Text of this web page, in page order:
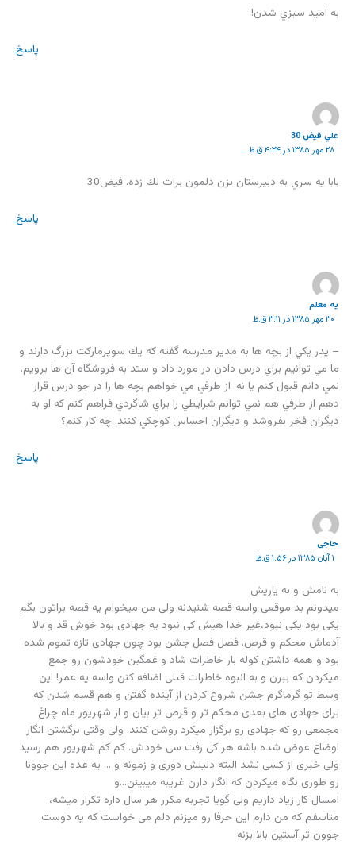
به اميد سبزي شدن!
پاسخ
علي فيض 30
۲۸ مهر ۱۳۸۵ در ۴:۲۴ ق.ظ
بابا يه سري به دبيرستان بزن دلمون برات لك زده. فيض30
پاسخ
يه معلم
۳۰ مهر ۱۳۸۵ در ۳:۱۱ ق.ظ
– پدر يكي از بچه ها به مدير مدرسه گفته كه يك سوپرماركت بزرگ دارند و
ما مي توانيم براي درس دادن در مورد داد و ستد به فروشگاه آن ها برويم.
نمي دانم قبول كنم يا نه. از طرفي مي خواهم بچه ها را در جو درس قرار
دهم از طرفي هم نمي توانم شرايطي را براي شاگردي فراهم كنم كه او به
ديگران فخر بفروشد و ديگران احساس كوچكي كنند. چه كار كنم؟
پاسخ
حاجی
۱ آبان ۱۳۸۵ در ۱:۵۶ ق.ظ
به نامش و به یاریش
میدونم بد موقعی واسه قصه شنیدنه ولی من میخوام یه قصه براتون بگم
یکی بود یکی نبود،غیر خدا هیش کی نبود یه جهادی بود خوش قد و بالا
آدماش محکم و قرص. فصل فصل جشن بود چون جهادی تازه تموم شده
بود و همه داشتن کوله بار خاطرات شاد و غمگین خودشون رو جمع
میکردن که ببرن و به انبوه خاطرات قبلی اضافه کنن واسه یه عمر! این
وسط تو گرماگرم جشن شروع کردن از آینده گفتن و هم قسم شدن که
برای جهادی های بعدی محکم تر و قرص تر بیان و از شهریور ماه چراغ
مجمعی رو که جهادی رو برگزار میکرد روشن کنند. ولی وقتی برگشتن انگار
اوضاع عوض شده باشه هر کی رفت سی خودش. کم کم شهریور هم رسید
ولی خبری از کسی نشد البته دلیلش دوری و زمونه و … یه عده این جوونا
رو طوری نگاه میکردن که انگار دارن غریبه میبینن…و
امسال کار زیاد داریم ولی گویا تجربه مکرر هر سال داره تکرار میشه،
متاسفم که من دارم این حرفا رو میزنم دلم می خواست که یه دوست
جوون تر آستین بالا بزنه